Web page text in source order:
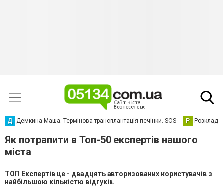
Д Демкина Маша. Термінова трансплантація печінки. SOS Р Розклад
Як потрапити в Топ-50 експертів нашого
міста
ТОП Експертів це - двадцять авторизованих користувачів з
найбільшою кількістю відгуків.